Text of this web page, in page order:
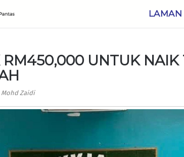
UNTUK NAIK
Zaidi